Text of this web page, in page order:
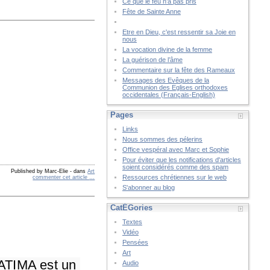
Published by Marc-Elie - dansArt
commenter cet article
est un
Fête de Sainte Anne
Etre en Dieu, c'est ressentir sa Joie en
nous
La vocation divine de la femme
La guérison de l’âme
Commentaire sur la fête des Rameaux
Messages des Evêques de la
Communion des Eglises orthodoxes
occidentales (Français-English)
Pages
Links
Nous sommes des pélerins
Office vespéral avec Marc et Sophie
Pour éviter que les notifications d'articles
soient considérés comme des spam
Ressources chrétiennes sur le web
S'abonner au blog
CatÉGories
Textes
Vidéo
Pensées
Art
Audio